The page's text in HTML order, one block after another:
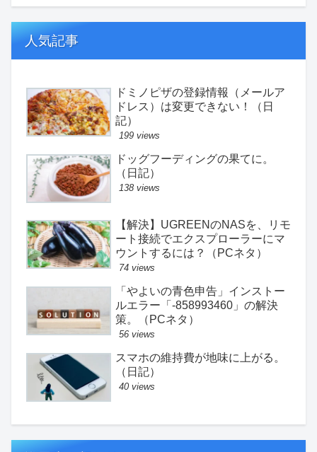
人気記事
ドミノピザの登録情報（メールア
ドレス）は変更できない！（日
記）
199 views
ドッグフーディングの果てに。
（日記）
138 views
【解決】UGREENのNASを、リモ
ート接続でエクスプローラーにマ
ウントするには？（PCネタ）
74 views
「やよいの青色申告」インストー
ルエラー「-858993460」の解決
策。（PCネタ）
56 views
スマホの維持費が地味に上がる。
（日記）
40 views